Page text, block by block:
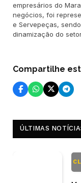
empresários do
negócios, foi
e Servepeças,
dinamização do
Compartilhe
ÚLTIMAS